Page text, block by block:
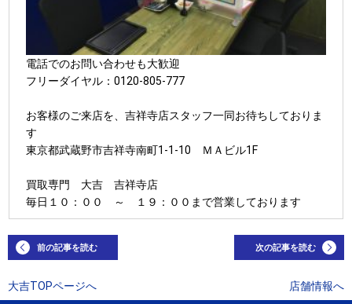
電話でのお問い合わせも大歓迎
フリーダイヤル：0120-805-777
お客様のご来店を、吉祥寺店スタッフ一同お待ちしておりま
す
東京都武蔵野市吉祥寺南町1-1-10 ＭＡビル1F
買取専門 大吉 吉祥寺店
毎日１０：００ ～ １９：００まで営業しております
前の記事を読む 次の記事を読む
大吉TOPページへ 店舗情報へ